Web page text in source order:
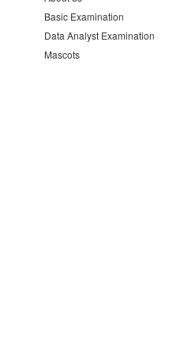
Basic Examination
Data Analyst Examination
Mascots